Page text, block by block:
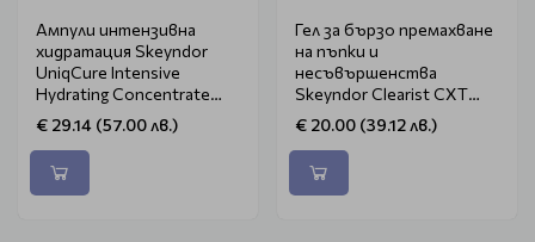
Ампули интензивна
хидратация Skeyndor
UniqCure Intensive
Hydrating Concentrate
7x2ml
€ 29.14 (57.00 лв.)
Гел за бързо премахване
на пъпки и
несъвършенства
Skeyndor Clearist CXT
Instant Correcting Gel
10ml
€ 20.00 (39.12 лв.)